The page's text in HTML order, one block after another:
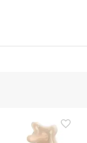
zu lesen, die
können Sie